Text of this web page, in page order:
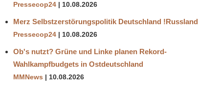
Pressecop24 10.08.2026
Merz Selbstzerstörungspolitik Deutschland !Russland
Pressecop24 10.08.2026
Ob's nutzt? Grüne und Linke planen Rekord-
Wahlkampfbudgets in Ostdeutschland
MMNews 10.08.2026